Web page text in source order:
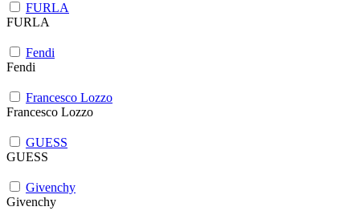
FURLA
FURLA
Fendi
Fendi
Francesco Lozzo
Francesco Lozzo
GUESS
GUESS
Givenchy
Givenchy